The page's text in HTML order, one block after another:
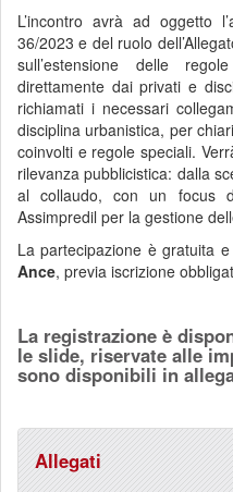
L’incontro avrà ad oggetto
36/2023 e del ruolo
sull’estensione delle
direttamente dai privati e
richiamati i necessari
disciplina urbanistica, per
coinvolti e regole speciali.
rilevanza pubblicistica: dalla
al collaudo, con un focus
Assimpredil per la gestione
La partecipazione è gratuita
Ance, previa iscrizione
La registrazione è
le slide, riservate alle
sono disponibili in
Allegati